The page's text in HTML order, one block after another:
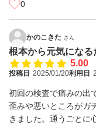
0
かのこきた さん
根本から元気にな
5.00
投稿日 2025/01/20利用日
初回の検査で痛みの出
歪みや悪いところがガ
きました。通うごとに